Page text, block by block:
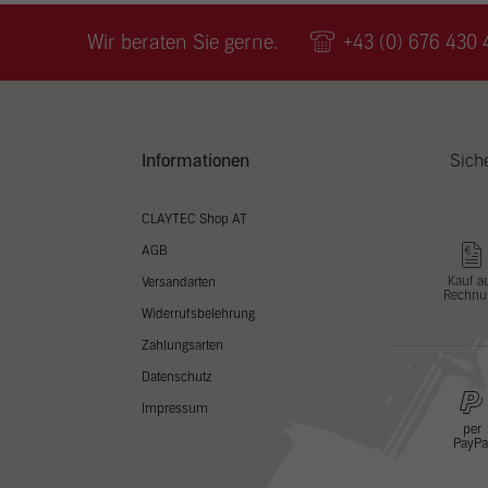
Wir beraten Sie gerne. +43 (0) 676 430
Informationen
CLAYTEC Shop AT
AGB
Versandarten
Widerrufsbelehrung
Zahlungsarten
Datenschutz
Impressum
Kauf
per
PayPal
zu